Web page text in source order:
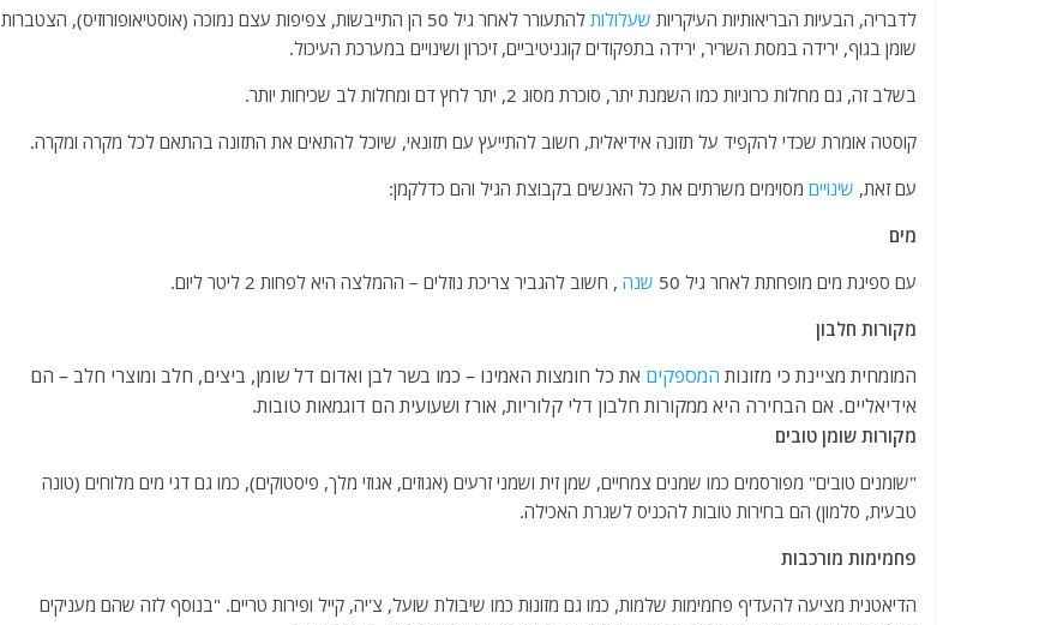
לדבריה, הבעיות הבריאותיות העיקריות שעלולות
להתעורר לאחר גיל 50 הן התייבשות, צפיפות עצם נמוכה (אוסטיאופורוזיס), הצטברות
שומן בגוף, ירידה במסת השריר, ירידה בתפקודים קוגניטיביים, זיכרון ושינויים במערכת העיכול.
בשלב זה, גם מחלות כרוניות כמו השמנת יתר, סוכרת מסוג 2, יתר לחץ דם ומחלות לב שכיחות יותר.
קוסטה אומרת שכדי להקפיד על תזונה אידיאלית, חשוב להתייעץ עם תזונאי, שיוכל להתאים את התזונה בהתאם לכל מקרה ומקרה.
עם זאת, שינויים מסוימים משרתים את כל האנשים בקבוצת הגיל והם כדלקמן:
מים
עם ספיגת מים מופחתת לאחר גיל 50
שנה , חשוב להגביר צריכת נוזלים – ההמלצה היא לפחות 2 ליטר ליום.
מקורות חלבון
המומחית מציינת כי מזונות המספקים את כל חומצות האמינו – כמו בשר לבן ואדום דל שומן, ביצים, חלב ומוצרי חלב – הם
אידיאליים. אם הבחירה היא ממקורות חלבון דלי קלוריות, אורז ושעועית הם דוגמאות טובות.
מקורות שומן טובים
"שומנים טובים" מפורסמים כמו שמנים צמחיים, שמן זית ושמני זרעים (אגוזים, אגוזי מלך, פיסטוקים), כמו גם דגי מים מלוחים (טונה
טבעית, סלמון) הם בחירות טובות להכניס לשגרת האכילה.
פחמימות מורכבות
הדיאטנית מציעה להעדיף פחמימות שלמות, כמו גם מזונות כמו שיבולת שועל, צ'יה, קייל ופירות טריים. "בנוסף לזה שהם מעניקים